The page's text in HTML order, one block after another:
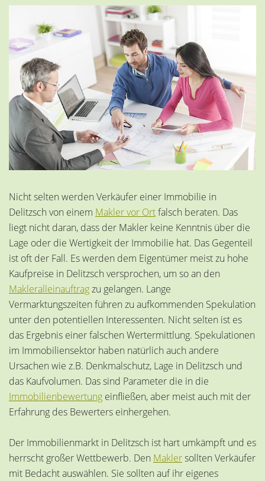
Nicht selten werden Verkäufer einer Immobilie in
Delitzsch von einem Makler vor Ortfalsch beraten. Das
liegt nicht daran, dass der Makler keine Kenntnis über die
Lage oder die Wertigkeit der Immobilie hat. Das Gegenteil
ist oft der Fall. Es werden dem Eigentümer meist zu hohe
Kaufpreise in Delitzsch versprochen, um so an den
Makleralleinauftragzu gelangen. Lange
Vermarktungszeiten führen zu aufkommenden Spekulation
unter den potentiellen Interessenten. Nicht selten ist es
das Ergebnis einer falschen Wertermittlung. Spekulationen
im Immobiliensektor haben natürlich auch andere
Ursachen wie z.B. Denkmalschutz, Lage in Delitzsch und
das Kaufvolumen. Das sind Parameter die in die
Immobilienbewertung einfließen, aber meist auch mit der
Erfahrung des Bewerters einhergehen.
Der Immobilienmarkt in Delitzsch ist hart umkämpft und es
herrscht großer Wettbewerb. Den Maklersollten Verkäufer
mit Bedacht auswählen. Sie sollten auf ihr eigenes